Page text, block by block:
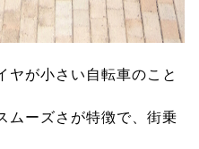
ヤが小さい自転車のこと
ムーズさが特徴で、街乗